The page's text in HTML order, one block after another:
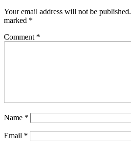
Your email address will not be published.
marked *
Comment *
Name *
Email *